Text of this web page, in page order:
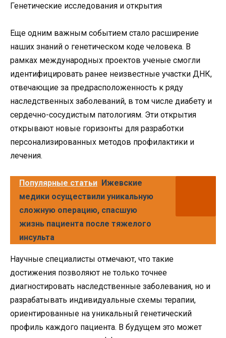
Генетические исследования и открытия
Еще одним важным событием стало расширение
наших знаний о генетическом коде человека. В
рамках международных проектов ученые смогли
идентифицировать ранее неизвестные участки ДНК,
отвечающие за предрасположенность к ряду
наследственных заболеваний, в том числе диабету и
сердечно-сосудистым патологиям. Эти открытия
открывают новые горизонты для разработки
персонализированных методов профилактики и
лечения.
Популярные статьи Ижевские
медики осуществили уникальную
сложную операцию, спасшую
жизнь пациента после тяжелого
инсульта
Научные специалисты отмечают, что такие
достижения позволяют не только точнее
диагностировать наследственные заболевания, но и
разрабатывать индивидуальные схемы терапии,
ориентированные на уникальный генетический
профиль каждого пациента. В будущем это может